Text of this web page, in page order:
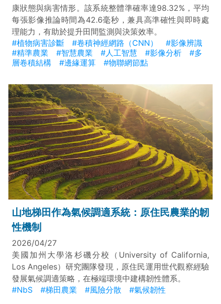
康狀態與病害情形。該系統整體準確率達98.32%，平均
每張影像推論時間為42.6毫秒，兼具高準確性與即時處
理能力，有助於提升田間監測與決策效率。
#植物病害診斷
#卷積神經網路（CNN）
#影像辨識
#精準農業
#智慧農業 #人工智慧 #影像分析
#多
層卷積結構
#邊緣運算 #物聯網節點
山地梯田作為氣候調適系統：原住民農業的韌
性機制
2026/04/27
美國加州大學洛杉磯分校（University of California,
Los Angeles）研究團隊發現，原住民運用世代觀察經驗
發展氣候調適策略，在極端環境中建構韌性體系。
#NbS
#梯田農業 #風險分散 #氣候韌性